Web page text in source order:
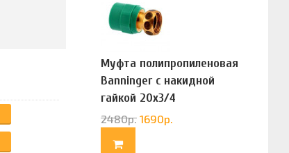
Муфта полипропиленовая
Banninger с накидной
гайкой 20х3/4
(G83322020)
2480р. 1690р.